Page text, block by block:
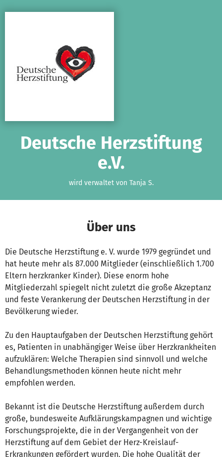
Deutsche Herzstiftung
e.V.
wird verwaltet von Tanja S.
Über uns
Die Deutsche Herzstiftung e. V. wurde 1979 gegründet und
hat heute mehr als 87.000 Mitglieder (einschließlich 1.700
Eltern herzkranker Kinder). Diese enorm hohe
Mitgliederzahl spiegelt nicht zuletzt die große Akzeptanz
und feste Verankerung der Deutschen Herzstiftung in der
Bevölkerung wieder.
Zu den Hauptaufgaben der Deutschen Herzstiftung gehört
es, Patienten in unabhängiger Weise über Herzkrankheiten
aufzuklären: Welche Therapien sind sinnvoll und welche
Behandlungsmethoden können heute nicht mehr
empfohlen werden.
Bekannt ist die Deutsche Herzstiftung außerdem durch
große, bun­des­wei­te Aufklärungskampagnen und wichtige
Forschungsprojekte, die in der Vergangenheit von der
Herzstiftung auf dem Gebiet der Herz-Kreislauf-
Erkrankungen gefördert wurden. Die hohe Qualität der